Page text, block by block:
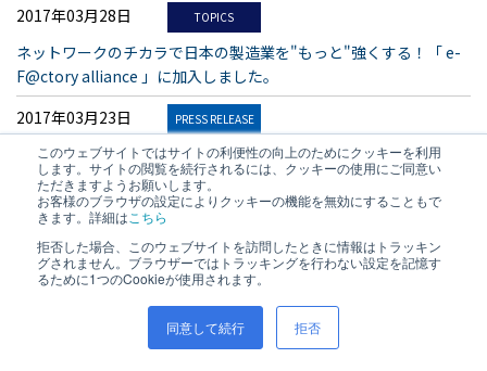
このウェブサイトではサイトの利便性の向上のためにクッキーを利用
します。サイトの閲覧を続行されるには、クッキーの使用にご同意い
ただきますようお願いします。
お客様のブラウザの設定によりクッキーの機能を無効にすることもで
きます。詳細は こちら
拒否した場合、このウェブサイトを訪問したときに情報はトラッキン
グされません。ブラウザーではトラッキングを行わない設定を記憶す
るために1つのCookieが使用されます。
同意して続行 拒否
2017年03月28日
TOPICS
ネットワークのチカラで日本の製造業を"もっと"強くする！「 e-
F@ctory alliance 」に加入しました。
2017年03月23日
PRESS RELEASE
ネットワンパートナーズ、米 OPSWAT 社とディストリビュータ契
約を締結データ無害化・マルチスキャン・脆弱性検出を単一サー
バ上で実現するセキュリティ脅威検出・防御プラットフォーム
「Metadefender」を販売開始
2017年02月06日
PRESS RELEASE
ネットワンパートナーズ、IoT を多様な環境へ拡張可能にする、小
型化に特化した産業用イーサネットスイッチ「Cisco IE 1000 シリ
ーズ」を販売開始設置空間の制約で利用されている小型の低機能